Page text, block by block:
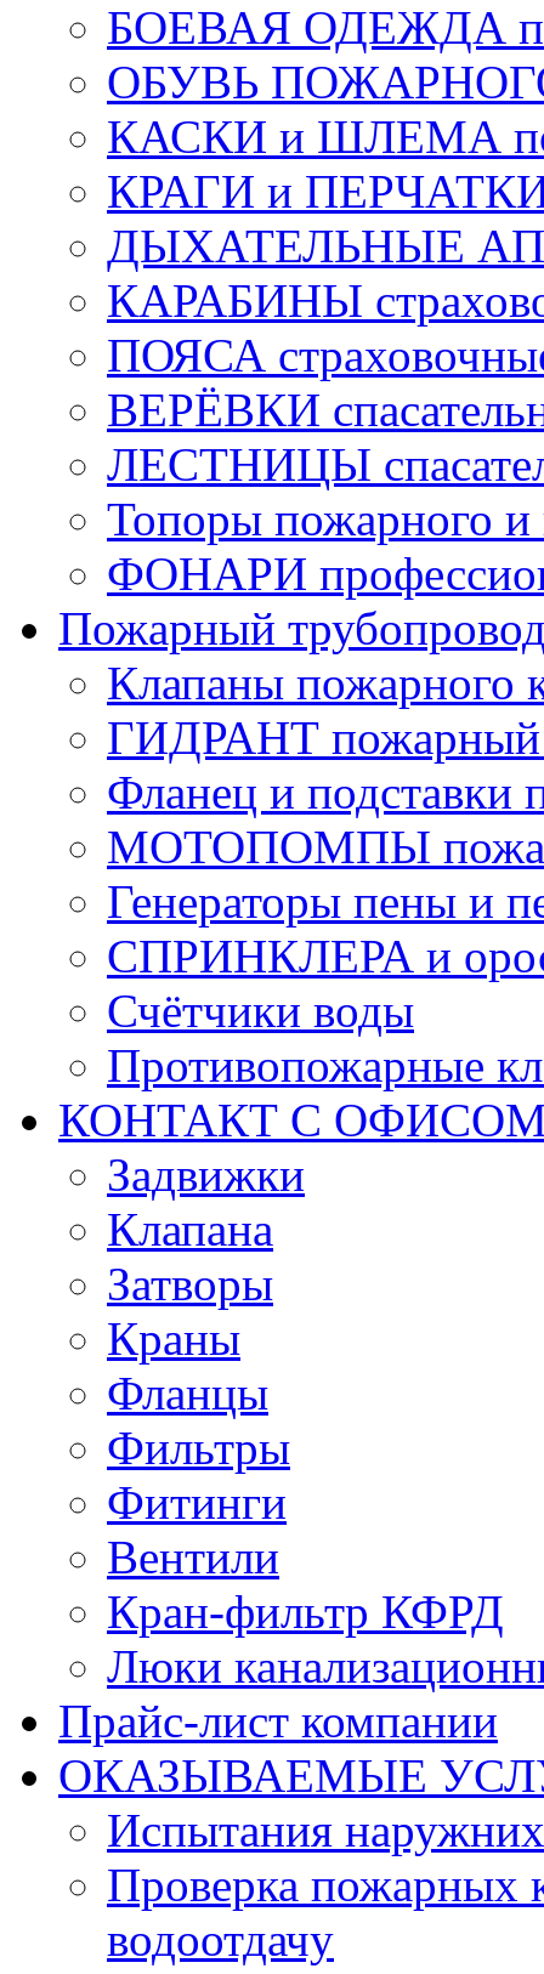
БОЕВАЯ ОДЕЖДА
ОБУВЬ
КАСКИ и ШЛЕМА
КРАГИ и ПЕРЧАТКИ
ДЫХАТЕЛЬНЫЕ
КАРАБИНЫ
ПОЯСА
ВЕРЁВКИ
ЛЕСТНИЦЫ
Топоры пожарного и
ФОНАРИ
Пожарный
Клапаны пожарного
ГИДРАНТ пожарный
Фланец и подставки
МОТОПОМПЫ
Генераторы пены и
СПРИНКЛЕРА и
Счётчики воды
Противопожарные
КОНТАКТ С ОФИСОМ
Задвижки
Клапана
Затворы
Краны
Фланцы
Фильтры
Фитинги
Вентили
Кран-фильтр КФРД
Люки
Прайс-лист компании
ОКАЗЫВАЕМЫЕ
Испытания
Проверка пожарных
водоотдачу